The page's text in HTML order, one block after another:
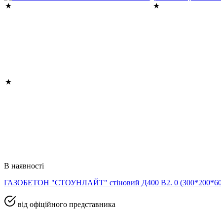
В наявності
ГАЗОБЕТОН "СТОУНЛАЙТ" стіновий Д400 В2. 0
від офіційного представника